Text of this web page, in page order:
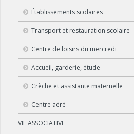
Établissements scolaires
Transport et restauration scolaire
Centre de loisirs du mercredi
Accueil, garderie, étude
Crèche et assistante maternelle
Centre aéré
VIE ASSOCIATIVE